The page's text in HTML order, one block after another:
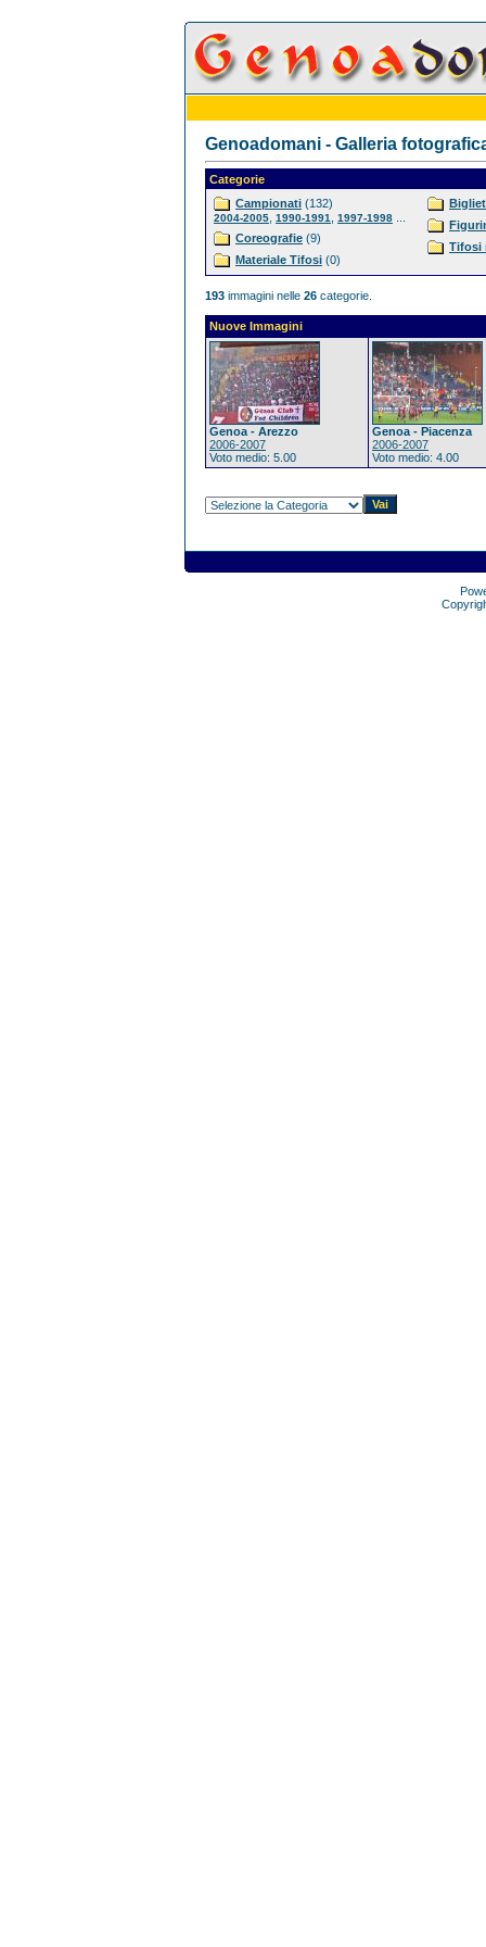
Genoadomani - Galleria
Categorie
Campionati (132)
2004-2005 1990-1991 1997-1998
Coreografie (9)
Materiale Tifosi (0)
Tifosi
193 immagini nelle 26 categorie.
Nuove Immagini
Genoa - Arezzo
2006-2007
Voto medio: 5.00
Genoa - Piacenza
2006-2007
Voto medio: 4.00